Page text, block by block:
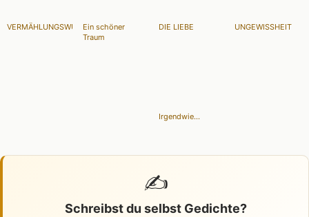
VERMÄHLUNGSWÜNSCHEEin schöner
Traum
DIE LIEBE UNGEWISSHEIT
Irgendwie...
✍️
Schreibst du selbst Gedichte?